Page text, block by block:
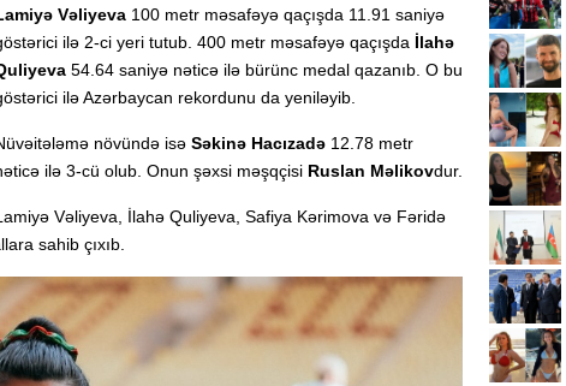
Vəliyeva 100 metr məsafəyə qaçışda 11.91 saniyə
ilə 2-ci yeri tutub. 400 metr məsafəyə qaçışda İlahə
54.64 saniyə nəticə ilə bürünc medal qazanıb. O bu
ilə Azərbaycan rekordunu da yeniləyib.
növündə isə Səkinə Hacızadə 12.78 metr
ilə 3-cü olub. Onun şəxsi məşqçisi Ruslan Məlikovdur.
Vəliyeva, İlahə Quliyeva, Safiya Kərimova və Fəridə
sahib çıxıb.